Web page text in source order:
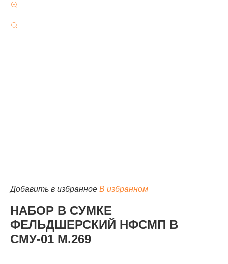
Добавить в избранное В избранном
НАБОР В СУМКЕ
ФЕЛЬДШЕРСКИЙ НФСМП В
СМУ-01 М.269